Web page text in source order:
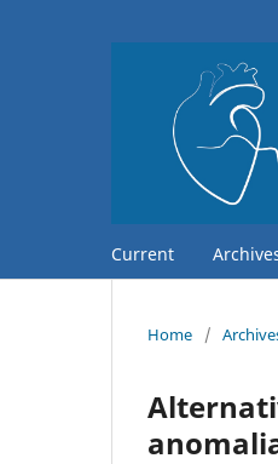
Current
Home /